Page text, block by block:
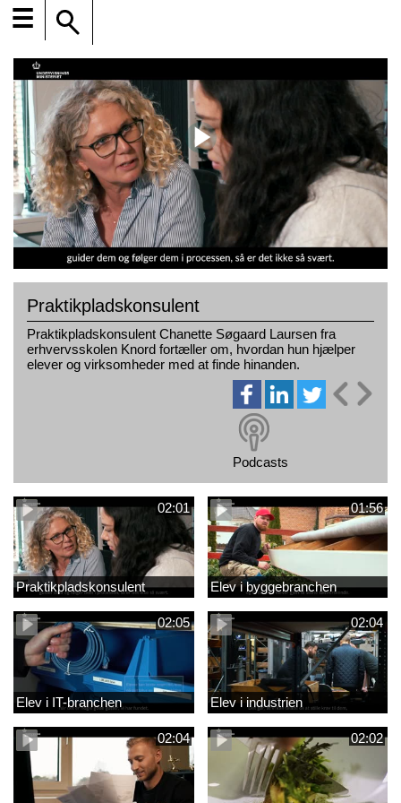
☰
Praktikpladskonsulent
Praktikpladskonsulent Chanette Søgaard Laursen fra
erhvervsskolen Knord fortæller om, hvordan hun hjælper
elever og virksomheder med at finde hinanden.
Podcasts
02:01
Praktikpladskonsulent
01:56
Elev i byggebranchen
02:05
Elev i IT-branchen
02:04
Elev i industrien
02:04 02:02